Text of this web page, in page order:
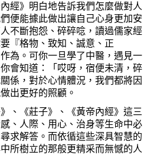
經》明白地告訴我們怎麼做對人
便能據此做出讓自己心身更加安
不斷抱怨、碎碎唸，讀過儒家經
『格物、致知、誠意、正
為。可你一旦學了中醫，遇見一
會知道：「哎呀，宿便未清，碎
係，對於心情體況，我們都將因
出更好的照顧。
《莊子》、《黃帝內經》這三
、人際、用心、治身等生命中必
求解答。而依循這些深具智慧的
所樹立的那般更精采而無憾的人